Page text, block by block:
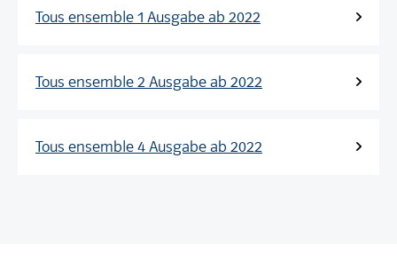
Tous ensemble 1 Ausgabe ab 2022
Tous ensemble 2 Ausgabe ab 2022
Tous ensemble 4 Ausgabe ab 2022